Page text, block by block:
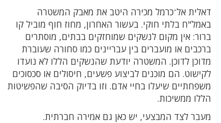
דאלית אל־כרמל מכירה היטב את מאבק המשטרה
באמל"ח בלתי חוקי. בעשור האחרון, מחוז חוף מוביל קו
ברור: אין מקום לנשקים שמוחזקים בבתים, מוסתרים
ברכבים או מועברים בין עבריינים כמו סחורה שעוברת
מדוכן לדוכן. המשטרה יודעת שהנשקים הללו לא נועדו
לקישוט. הם מוכנים לביצוע פשעים, חיסולים או סכסוכים
משפחתיים שיעלו בחיי אדם. וזו בדיוק הסיבה שהפשיטות
הללו ממשיכות.
מעבר לצד המבצעי, יש כאן גם אמירה חברתית.